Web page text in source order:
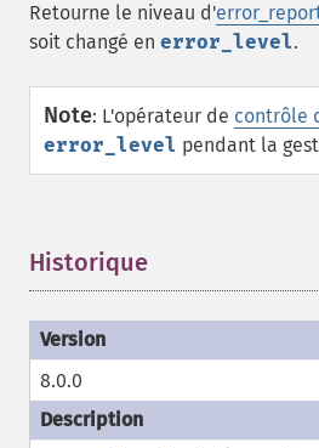
Retourne le niveau d'
soit changé en error_level.
Note: L'opérateur de contrôle
error_level pendant la
Historique
8.0.0